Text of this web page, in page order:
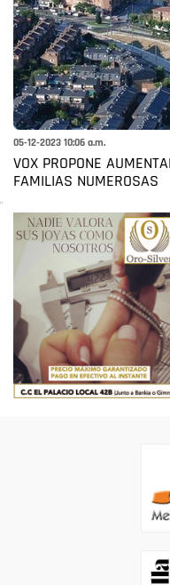
05-12-2023 10:06 a.m.
VOX PROPONE
FAMILIAS NUMEROSAS